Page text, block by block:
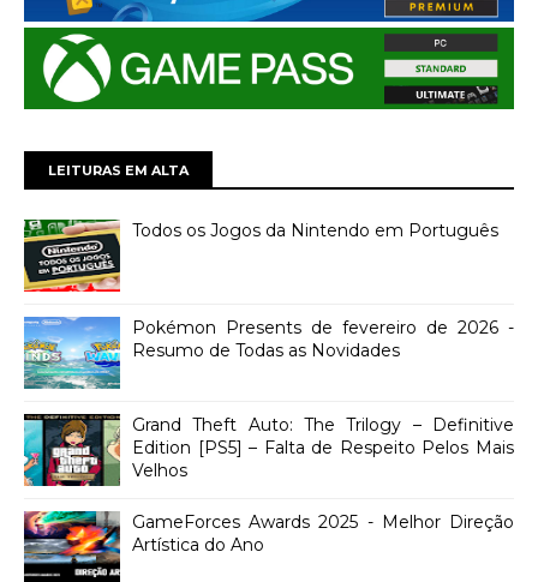
LEITURAS EM ALTA
Todos os Jogos da Nintendo em Português
Pokémon Presents de fevereiro de 2026 -
Resumo de Todas as Novidades
Grand Theft Auto: The Trilogy – Definitive
Edition [PS5] – Falta de Respeito Pelos Mais
Velhos
GameForces Awards 2025 - Melhor Direção
Artística do Ano